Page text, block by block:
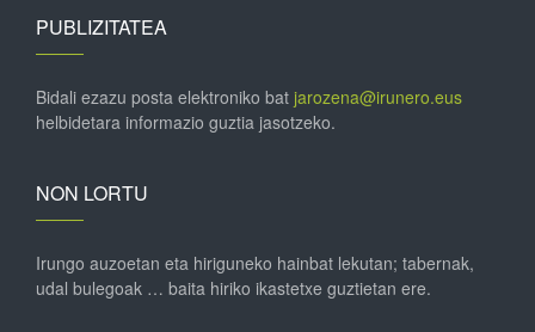
PUBLIZITATEA
Bidali ezazu posta elektroniko bat jarozena@irunero.eus
helbidetara informazio guztia jasotzeko.
NON LORTU
Irungo auzoetan eta hiriguneko hainbat lekutan; tabernak,
udal bulegoak … baita hiriko ikastetxe guztietan ere.